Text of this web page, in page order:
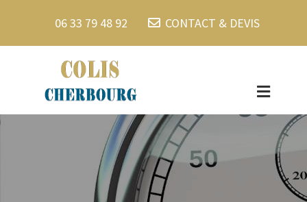
06 33 79 48 92 CONTACT & DEVIS